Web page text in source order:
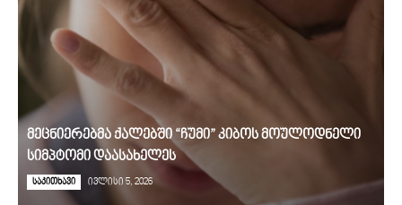
მეცნიერებმა ქალებში “ჩუმი” კიბოს მოულოდნელი
სიმპტომი დაასახელეს
საკითხავი ივლისი 5, 2026